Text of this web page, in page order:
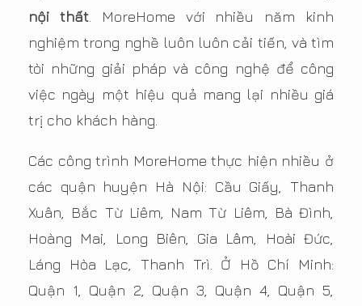
nội thất. MoreHome với nhiều năm kinh
nghiệm trong nghề luôn luôn cải tiến, và tìm
tòi những giải pháp và công nghệ để công
việc ngày một hiệu quả mang lại nhiều giá
trị cho khách hàng.
Các công trình MoreHome thực hiện nhiều ở
các quận huyện Hà Nội: Cầu Giấy, Thanh
Xuân, Bắc Từ Liêm, Nam Từ Liêm, Bà Đình,
Hoàng Mai, Long Biên, Gia Lâm, Hoài Đức,
Láng Hòa Lạc, Thanh Trì. Ở Hồ Chí Minh:
Quận 1, Quận 2, Quận 3, Quận 4, Quận 5,